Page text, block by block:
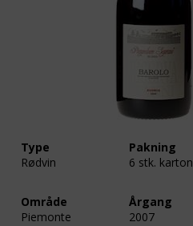
Type
Rødvin
Pakning
6 stk. karton
Område
Piemonte
Årgang
2007